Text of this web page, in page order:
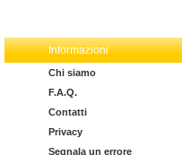
Informazioni
Chi siamo
F.A.Q.
Contatti
Privacy
Segnala un errore